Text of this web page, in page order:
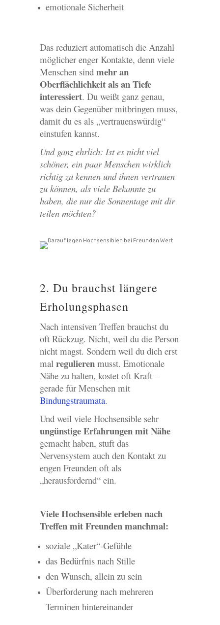
emotionale Sicherheit
Das reduziert automatisch die Anzahl
möglicher enger Kontakte, denn viele
Menschen sind mehr an
Oberflächlichkeit als an Tiefe
interessiert. Du weißt ganz genau,
was dein Gegenüber mitbringen muss,
damit du es als „vertrauenswürdig“
einstufen kannst.
Und ganz ehrlich: Ist es nicht viel
schöner, ein paar Menschen wirklich
richtig zu kennen und ihnen vertrauen
zu können, als viele Bekannte zu
haben, die nur die Sonnentage mit dir
teilen möchten?
2. Du brauchst längere
Erholungsphasen
Nach intensiven Treffen brauchst du
oft Rückzug. Nicht, weil du die Person
nicht magst. Sondern weil du dich erst
mal regulierenmusst. Emotionale
Nähe zu halten, kostet oft Kraft –
gerade für Menschen mit
Bindungstraumata.
Und weil viele Hochsensible sehr
ungünstige Erfahrungen mit Nähe
gemacht haben, stuft das
Nervensystem auch den Kontakt zu
engen Freunden oft als
„herausfordernd“ ein.
Viele Hochsensible erleben nach
Treffen mit Freunden manchmal:
soziale „Kater“-Gefühle
das Bedürfnis nach Stille
den Wunsch, allein zu sein
Überforderung nach mehreren
Terminen hintereinander